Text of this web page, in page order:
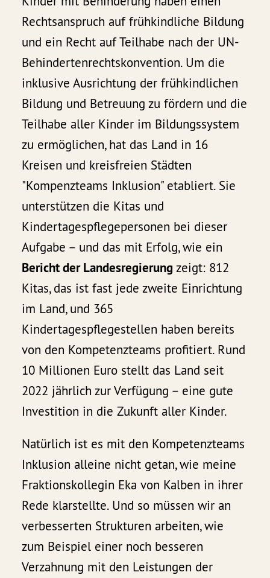
Rechtsanspruch auf frühkindliche Bildung
und ein Recht auf Teilhabe nach der UN-
Behindertenrechtskonvention. Um die
inklusive Ausrichtung der frühkindlichen
Bildung und Betreuung zu fördern und die
Teilhabe aller Kinder im Bildungssystem
zu ermöglichen, hat das Land in 16
Kreisen und kreisfreien Städten
"Kompenzteams Inklusion" etabliert. Sie
unterstützen die Kitas und
Kindertagespflegepersonen bei dieser
Aufgabe – und das mit Erfolg, wie ein
Bericht der Landesregierung zeigt: 812
Kitas, das ist fast jede zweite Einrichtung
im Land, und 365
Kindertagespflegestellen haben bereits
von den Kompetenzteams profitiert. Rund
10 Millionen Euro stellt das Land seit
2022 jährlich zur Verfügung – eine gute
Investition in die Zukunft aller Kinder.
Natürlich ist es mit den Kompetenzteams
Inklusion alleine nicht getan, wie meine
Fraktionskollegin Eka von Kalben in ihrer
Rede klarstellte. Und so müssen wir an
verbesserten Strukturen arbeiten, wie
zum Beispiel einer noch besseren
Verzahnung mit den Leistungen der